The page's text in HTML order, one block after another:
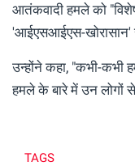
आतंकवादी हमले को
'आईएसआईएस-
उन्होंने कहा, "कभी-कभी
हमले के बारे में उन लोगों
TAGS